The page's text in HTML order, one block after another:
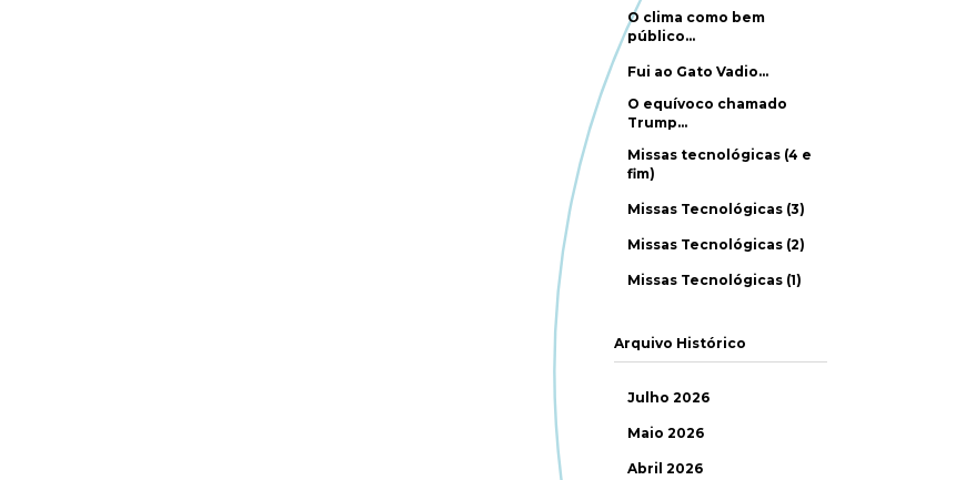
O clima como bem
público…
Fui ao Gato Vadio…
O equívoco chamado
Trump…
Missas tecnológicas (4 e
fim)
Missas Tecnológicas (3)
Missas Tecnológicas (2)
Missas Tecnológicas (1)
Arquivo Histórico
Julho 2026
Maio 2026
Abril 2026